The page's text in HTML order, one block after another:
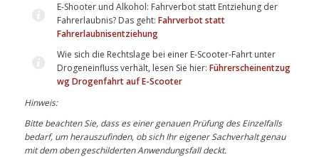
E-Shooter und Alkohol: Fahrverbot statt Entziehung der
Fahrerlaubnis? Das geht: Fahrverbot statt
Fahrerlaubnisentziehung
Wie sich die Rechtslage bei einer E-Scooter-Fahrt unter
Drogeneinfluss verhält, lesen Sie hier: Führerscheinentzug
wg Drogenfahrt auf E-Scooter
Hinweis:
Bitte beachten Sie, dass es einer genauen Prüfung des Einzelfalls
bedarf, um herauszufinden, ob sich Ihr eigener Sachverhalt genau
mit dem oben geschilderten Anwendungsfall deckt.